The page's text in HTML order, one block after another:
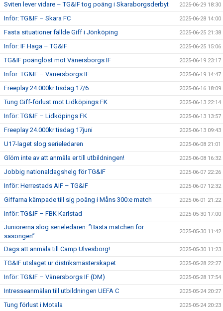
Sviten lever vidare – TG&IF tog poäng i Skaraborgsderbyt 2025-06-29 18:30
Inför: TG&IF – Skara FC 2025-06-28 14:00
Fasta situationer fällde Giff i Jönköping 2025-06-25 21:38
Inför: IF Haga – TG&IF 2025-06-25 15:06
TG&IF poänglöst mot Vänersborgs IF 2025-06-19 23:17
Inför: TG&IF – Vänersborgs IF 2025-06-19 14:47
Freeplay 24.000kr tisdag 17/6 2025-06-16 18:09
Tung Giff-förlust mot Lidköpings FK 2025-06-13 22:14
Inför: TG&IF – Lidköpings FK 2025-06-13 13:57
Freeplay 24.000kr tisdag 17juni 2025-06-13 09:43
U17-laget slog serieledaren 2025-06-08 21:01
Glöm inte av att anmäla er till utbildningen! 2025-06-08 16:32
Jobbig nationaldagshelg för TG&IF 2025-06-07 22:26
Inför: Herrestads AIF – TG&IF 2025-06-07 12:32
Giffarna kämpade till sig poäng i Måns 300:e match 2025-06-01 21:22
Inför: TG&IF – FBK Karlstad 2025-05-30 17:00
Juniorerna slog serieledaren: ”Bästa matchen för
säsongen”
2025-05-30 11:42
Dags att anmäla till Camp Ulvesborg! 2025-05-30 11:23
TG&IF utslaget ur distriksmästerskapet 2025-05-28 22:27
Inför: TG&IF – Vänersborgs IF (DM) 2025-05-28 17:54
Intresseanmälan till utbildningen UEFA C 2025-05-24 20:27
Tung förlust i Motala 2025-05-24 20:23